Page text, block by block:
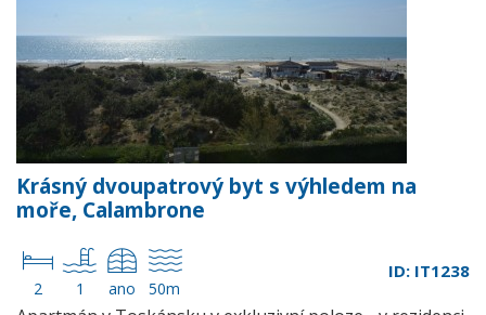
Krásný dvoupatrový byt s výhledem na
moře, Calambrone
2 1 ano 50m
ID: IT1238